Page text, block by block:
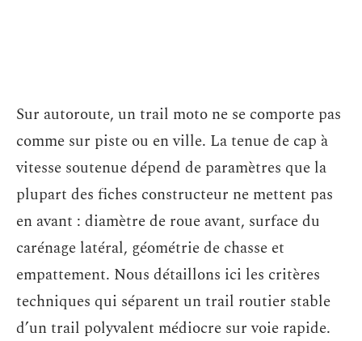
Sur autoroute, un trail moto ne se comporte pas
comme sur piste ou en ville. La tenue de cap à
vitesse soutenue dépend de paramètres que la
plupart des fiches constructeur ne mettent pas
en avant : diamètre de roue avant, surface du
carénage latéral, géométrie de chasse et
empattement. Nous détaillons ici les critères
techniques qui séparent un trail routier stable
d’un trail polyvalent médiocre sur voie rapide.